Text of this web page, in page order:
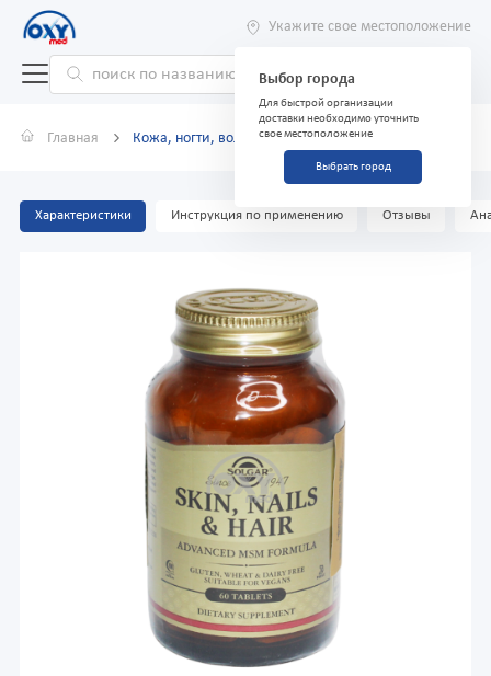
Укажите свое местоположение
Выбор города
Для быстрой организации
доставки необходимо уточнить
свое местоположение
Выбрать город
Главная Кожа, ногти, волосы N60 таблетки
Характеристики Инструкция по применению Отзывы